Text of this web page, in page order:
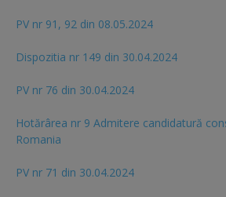
PV nr 91, 92 din 08.05.2024
Dispozitia nr 149 din 30.04.2024
PV nr 76 din 30.04.2024
Hotărârea nr 9 Admitere candidatură
Romania
PV nr 71 din 30.04.2024